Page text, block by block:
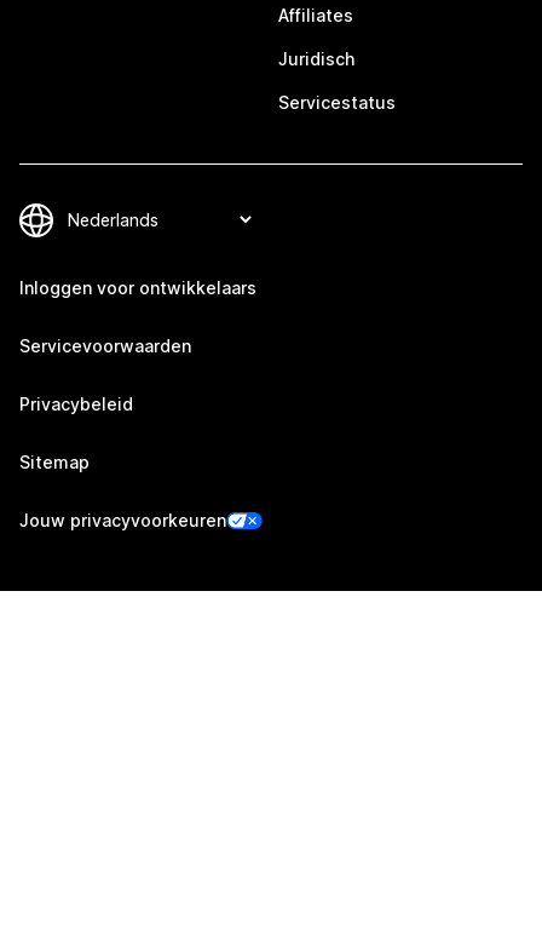
Affiliates
Juridisch
Servicestatus
Inloggen voor ontwikkelaars
Servicevoorwaarden
Privacybeleid
Sitemap
Jouw privacyvoorkeuren